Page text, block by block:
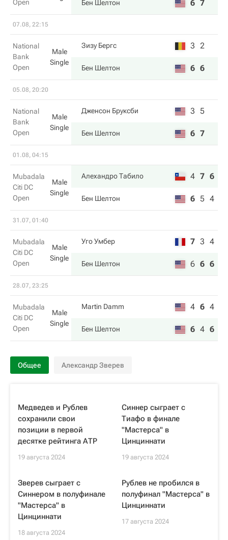
Open Бен Шелтон 6 7
07.08, 22:15
National
Bank
Open
Male
Single
Зизу Бергс 3 2
Бен Шелтон 6 6
05.08, 20:20
National
Bank
Open
Male
Single
Дженсон Бруксби 3 5
Бен Шелтон 6 7
01.08, 04:15
Mubadala
Citi DC
Open
Male
Single
Алехандро Табило 4 7 6
Бен Шелтон 6 5 4
31.07, 01:40
Mubadala
Citi DC
Open
Male
Single
Уго Умбер 7 3 4
Бен Шелтон 6 6 6
28.07, 23:25
Mubadala
Citi DC
Open
Male
Single
Martin Damm 4 6 4
Бен Шелтон 6 4 6
Общее Александр Зверев
Медведев и Рублев
сохранили свои
позиции в первой
десятке рейтинга АТР
19 августа 2024
Синнер сыграет с
Тиафо в финале
"Мастерса" в
Цинциннати
19 августа 2024
Зверев сыграет с
Синнером в полуфинале
"Мастерса" в
Цинциннати
18 августа 2024
Рублев не пробился в
полуфинал "Мастерса" в
Цинциннати
17 августа 2024